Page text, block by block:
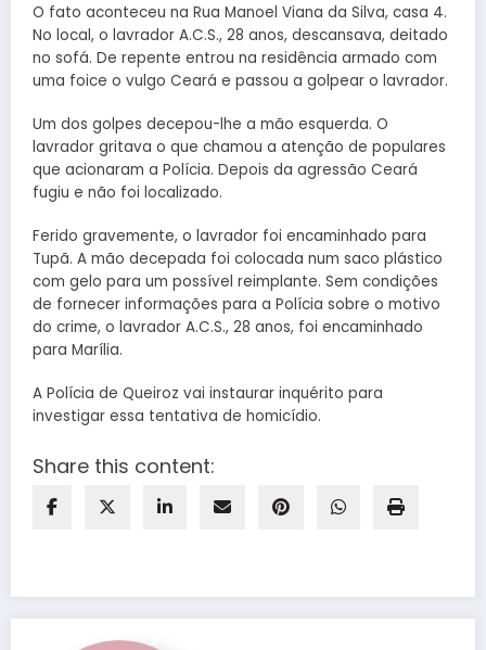
O fato aconteceu na Rua Manoel Viana da Silva, casa 4.
No local, o lavrador A.C.S., 28 anos, descansava, deitado
no sofá. De repente entrou na residência armado com
uma foice o vulgo Ceará e passou a golpear o lavrador.
Um dos golpes decepou-lhe a mão esquerda. O
lavrador gritava o que chamou a atenção de populares
que acionaram a Polícia. Depois da agressão Ceará
fugiu e não foi localizado.
Ferido gravemente, o lavrador foi encaminhado para
Tupã. A mão decepada foi colocada num saco plástico
com gelo para um possível reimplante. Sem condições
de fornecer informações para a Polícia sobre o motivo
do crime, o lavrador A.C.S., 28 anos, foi encaminhado
para Marília.
A Polícia de Queiroz vai instaurar inquérito para
investigar essa tentativa de homicídio.
Share this content: